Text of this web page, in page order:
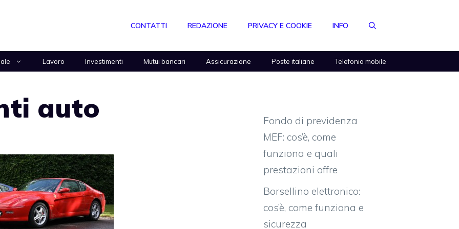
CONTATTI REDAZIONE PRIVACY E COOKIE INFO
Lavoro Investimenti Mutui bancari Assicurazione Poste italiane Telefonia mobile
auto
Fondo di previdenza
MEF: cos’è, come
funziona e quali
prestazioni offre
Borsellino elettronico:
cos’è, come funziona e
sicurezza